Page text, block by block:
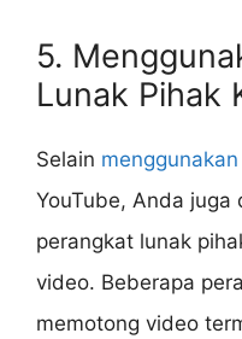
5.
Lunak Pihak
Selain
YouTube, Anda
perangkat lunak
video. Beberapa
memotong video